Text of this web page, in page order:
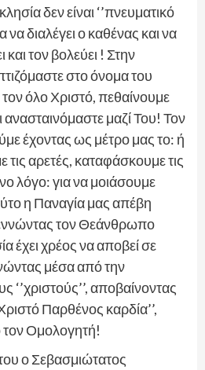
δεν είναι ‘’πνευματικό
να διαλέγει ο καθένας και να
και τον βολεύει ! Στην
στο όνομα του
όλο Χριστό, πεθαίνουμε
ανασταινόμαστε μαζί Του! Τον
έχοντας ως μέτρο μας το: ή
αρετές, καταφάσκουμε τις
λόγο: για να μοιάσουμε
η Παναγία μας απέβη
τον Θεάνθρωπο
έχει χρέος να αποβεί σε
μέσα από την
‘’χριστούς’’, αποβαίνοντας
Παρθένος καρδία’’,
τον Ομολογητή!
ο Σεβασμιώτατος